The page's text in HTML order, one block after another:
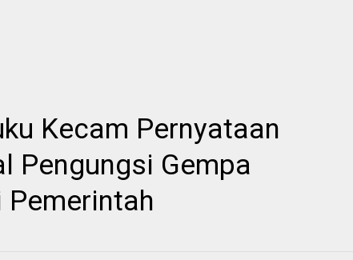
Kecam Pernyataan
Pengungsi Gempa
Pemerintah